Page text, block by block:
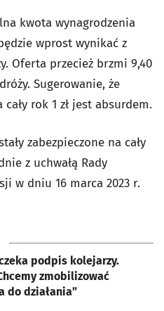
kwota wynagrodzenia
wprost wynikać z
Oferta przecież brzmi 9,40
Sugerowanie, że
rok 1 zł jest absurdem.
zabezpieczone na cały
z uchwałą Rady
w dniu 16 marca 2023 r.
podpis kolejarzy.
zmobilizować
do działania”